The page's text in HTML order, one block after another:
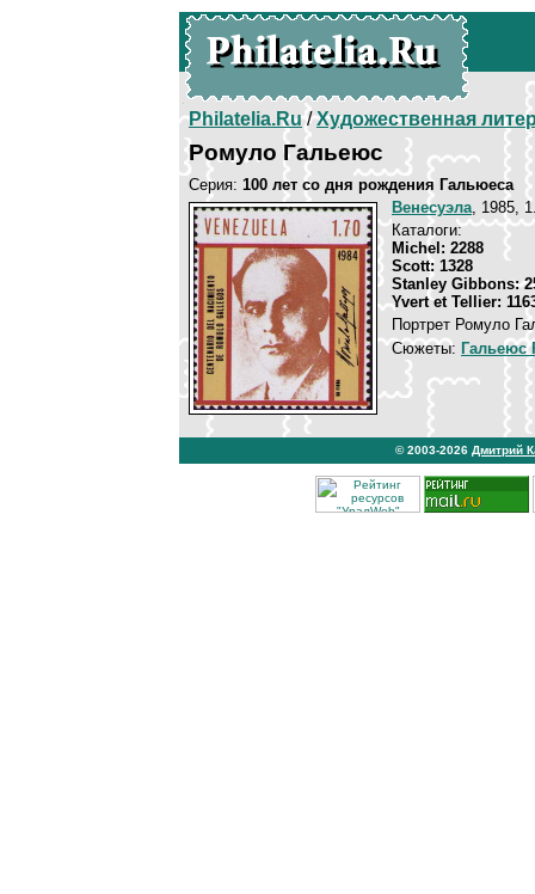
Philatelia.Ru/Художественная
Ромуло Гальеюс
Серия: 100 лет со дня рождения Гальюеса
Венесуэла, 1985,
Каталоги:
Michel: 2288
Scott: 1328
Stanley Gibbons:
Yvert et Tellier:
Портрет Ромуло
Сюжеты: Гальеюс
© 2003-2026 Дмитрий